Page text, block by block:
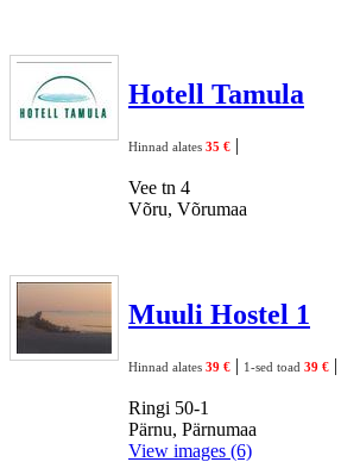
Hotell Tamula
Hinnad alates 35 € |
Vee tn 4
Võru, Võrumaa
Muuli Hostel 1
Hinnad alates 39 € | 1-sed toad 39 € |
Ringi 50-1
Pärnu, Pärnumaa
View images (6)